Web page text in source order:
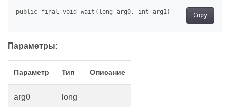
Copy
Параметры:
Параметр Тип Описание
arg0 long